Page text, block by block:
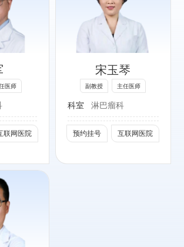
医师
联网医院
宋玉琴
副教授 主任医师
科室 淋巴瘤科
预约挂号 互联网医院
断和治
干细
：
瘤医院
巴瘤科
康委能
委员会
瘤学会
委员会